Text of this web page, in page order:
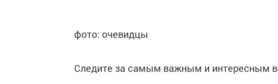
фото: очевидцы
Следите за самым важным и интересным в